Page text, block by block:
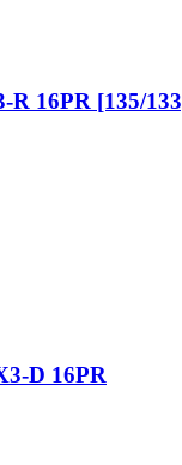
16PR [135/
D 16PR